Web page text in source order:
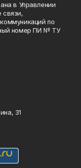
в Управлении
связи,
по
номер ПИ № ТУ
31